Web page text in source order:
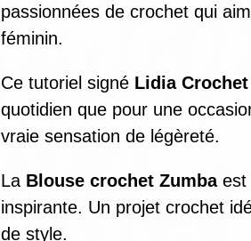
passionnées de crochet qui
féminin.
Ce tutoriel signé Lidia
quotidien que pour une
vraie sensation de légèreté.
La Blouse crochet Zumbaest
inspirante. Un projet crochet
de style.